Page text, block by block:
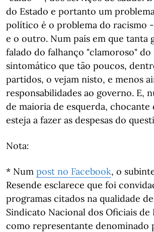
do Estado e portanto um
político é o problema do racismo
e o outro. Num país em que tanta
falado do falhanço "clamoroso" do
sintomático que tão poucos,
partidos, o vejam nisto, e menos
responsabilidades ao governo. E,
de maioria de esquerda, chocante
esteja a fazer as despesas do
Nota:
* Num post no Facebook, o
Resende esclarece que foi
programas citados na qualidade
Sindicato Nacional dos Oficiais de
como representante denominado